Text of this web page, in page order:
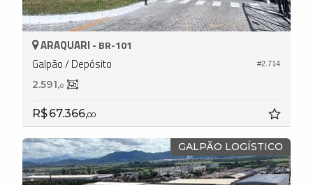
#2.714
ARAQUARI - BR-101
Galpão / Depósito
2.591,0
R$ 67.366,00
GALPÃO LOGÍSTICO